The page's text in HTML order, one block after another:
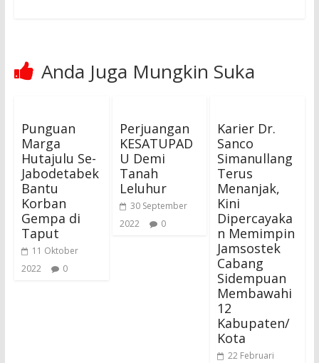
Anda Juga Mungkin Suka
Punguan
Marga
Hutajulu Se-
Jabodetabek
Bantu
Korban
Gempa di
Taput
11 Oktober
2022
0
Perjuangan
KESATUPAD
U Demi
Tanah
Leluhur
30 September
2022
0
Karier Dr.
Sanco
Simanullang
Terus
Menanjak,
Kini
Dipercayaka
n Memimpin
Jamsostek
Cabang
Sidempuan
Membawahi
12
Kabupaten/
Kota
22 Februari